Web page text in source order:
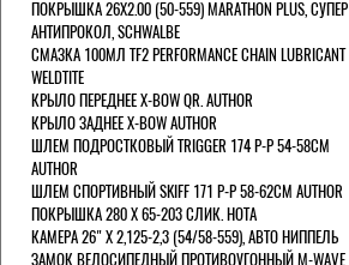
ПОКРЫШКА 26X2.00 (50-559) MARATHON PLUS, СУПЕР
АНТИПРОКОЛ, SCHWALBE
СМАЗКА 100МЛ TF2 PERFORMANCE CHAIN LUBRICANT
WELDTITE
КРЫЛО ПЕРЕДНЕЕ X-BOW QR. AUTHOR
КРЫЛО ЗАДНЕЕ X-BOW AUTHOR
ШЛЕМ ПОДРОСТКОВЫЙ TRIGGER 174 Р-Р 54-58СМ
AUTHOR
ШЛЕМ СПОРТИВНЫЙ SKIFF 171 Р-Р 58-62СМ AUTHOR
ПОКРЫШКА 280 X 65-203 СЛИК. HOTA
КАМЕРА 26" X 2,125-2,3 (54/58-559), АВТО НИППЕЛЬ
ЗАМОК ВЕЛОСИПЕДНЫЙ ПРОТИВОУГОННЫЙ M-WAVE